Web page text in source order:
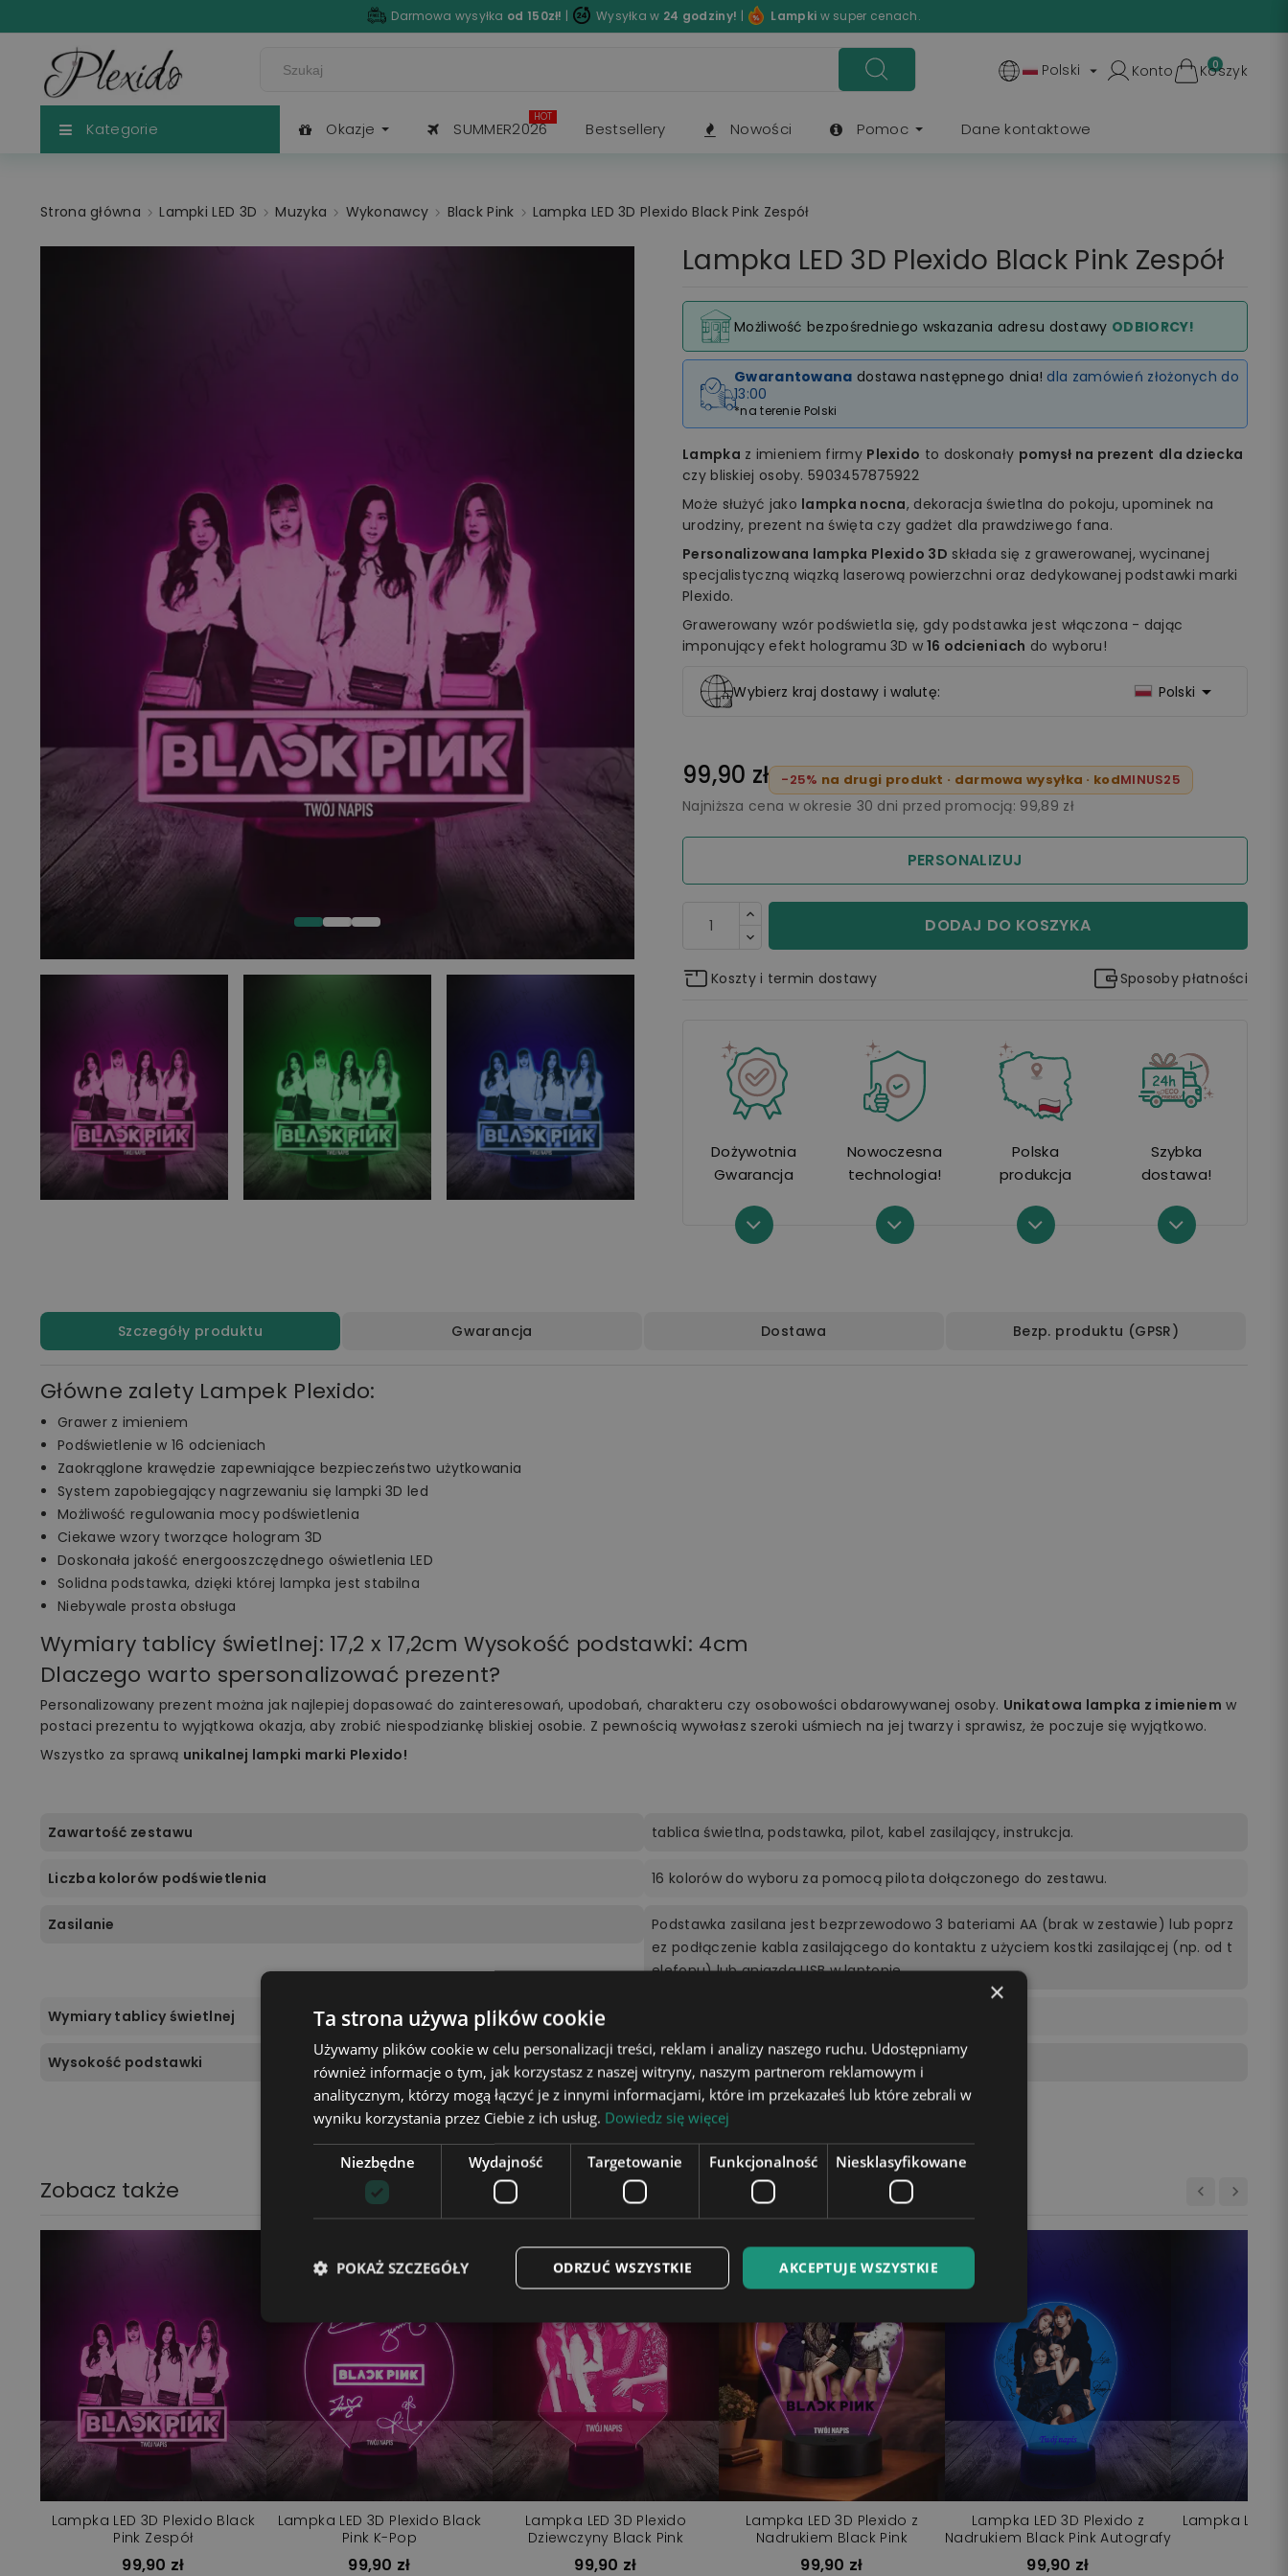
Darmowa wysyłka od 150zł! | Wysyłka w 24 godziny! | Lampki w super cenach.
Polski  Konto 0
Koszyk
Kategorie Okazje SUMMER2026
HOT
Bestsellery Nowości Pomoc Dane kontaktowe
Strona główna Lampki LED 3D Muzyka Wykonawcy Black Pink Lampka LED 3D Plexido Black Pink Zespół
Lampka LED 3D Plexido Black Pink Zespół
Możliwość bezpośredniego wskazania adresu dostawy ODBIORCY!
Gwarantowana dostawa następnego dnia! dla zamówień złożonych do
13:00
*na terenie Polski
Lampka z imieniem firmy Plexido to doskonały pomysł na prezent dla dziecka
czy bliskiej osoby. 5903457875922
Może służyć jako lampka nocna, dekoracja świetlna do pokoju, upominek na
urodziny, prezent na święta czy gadżet dla prawdziwego fana.
Personalizowana lampka Plexido 3D składa się z grawerowanej, wycinanej
specjalistyczną wiązką laserową powierzchni oraz dedykowanej podstawki marki
Plexido.
Grawerowany wzór podświetla się, gdy podstawka jest włączona - dając
imponujący efekt hologramu 3D w 16 odcieniach do wyboru!
Wybierz kraj dostawy i walutę: Polski 
99,90 zł -25% na drugi produkt · darmowa wysyłka · kodMINUS25
Najniższa cena w okresie 30 dni przed promocją: 99,89 zł
PERSONALIZUJ
DODAJ DO KOSZYKA
Koszty i termin dostawy Sposoby płatności
Dożywotnia
Gwarancja
Nowoczesna
technologia!
Polska
produkcja
Szybka
dostawa!
Szczegóły produktu Gwarancja Dostawa Bezp. produktu (GPSR)
Główne zalety Lampek Plexido:
Grawer z imieniem
Podświetlenie w 16 odcieniach
Zaokrąglone krawędzie zapewniające bezpieczeństwo użytkowania
System zapobiegający nagrzewaniu się lampki 3D led
Możliwość regulowania mocy podświetlenia
Ciekawe wzory tworzące hologram 3D
Doskonała jakość energooszczędnego oświetlenia LED
Solidna podstawka, dzięki której lampka jest stabilna
Niebywale prosta obsługa
Wymiary tablicy świetlnej: 17,2 x 17,2cm Wysokość podstawki: 4cm
Dlaczego warto spersonalizować prezent?
Personalizowany prezent można jak najlepiej dopasować do zainteresowań, upodobań, charakteru czy osobowości obdarowywanej osoby. Unikatowa lampka z imieniem w
postaci prezentu to wyjątkowa okazja, aby zrobić niespodziankę bliskiej osobie. Z pewnością wywołasz szeroki uśmiech na jej twarzy i sprawisz, że poczuje się wyjątkowo.
Wszystko za sprawą unikalnej lampki marki Plexido!
Zawartość zestawu tablica świetlna, podstawka, pilot, kabel zasilający, instrukcja.
Liczba kolorów podświetlenia 16 kolorów do wyboru za pomocą pilota dołączonego do zestawu.
Zasilanie
Podstawka zasilana jest bezprzewodowo 3 bateriami AA (brak w zestawie) lub poprz
ez podłączenie kabla zasilającego do kontaktu z użyciem kostki zasilającej (np. od t
elefonu) lub gniazda USB w laptopie.
Wymiary tablicy świetlnej
Wysokość podstawki 4 cm
Zobacz także
Lampka LED 3D Plexido Black
Pink Zespół
99,90 zł
Lampka LED 3D Plexido Black
Pink K-Pop
99,90 zł
Lampka LED 3D Plexido
Dziewczyny Black Pink
99,90 zł
Lampka LED 3D Plexido z
Nadrukiem Black Pink
99,90 zł
Lampka LED 3D Plexido z
Nadrukiem Black Pink Autografy
99,90 zł
Lampka LED
×
Ta strona używa plików cookie
Używamy plików cookie w celu personalizacji treści, reklam i analizy naszego ruchu. Udostępniamy
również informacje o tym, jak korzystasz z naszej witryny, naszym partnerom reklamowym i
analitycznym, którzy mogą łączyć je z innymi informacjami, które im przekazałeś lub które zebrali w
wyniku korzystania przez Ciebie z ich usług. Dowiedz się więcej
Niezbędne Wydajność Targetowanie Funkcjonalność Niesklasyfikowane
AKCEPTUJE WSZYSTKIE
ODRZUĆ WSZYSTKIE
POKAŻ SZCZEGÓŁY